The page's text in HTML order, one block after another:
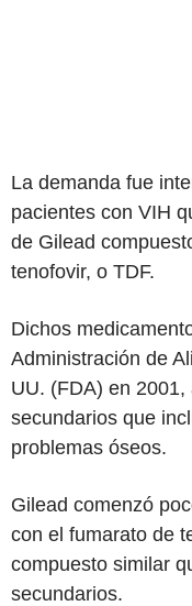
La demanda fue
pacientes con VIH
de Gilead
tenofovir, o TDF.
Dichos
Administración de
UU. (FDA) en
secundarios que
problemas óseos.
Gilead comenzó
con el fumarato de
compuesto similar
secundarios.